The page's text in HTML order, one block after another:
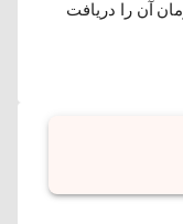
آن را دریافت